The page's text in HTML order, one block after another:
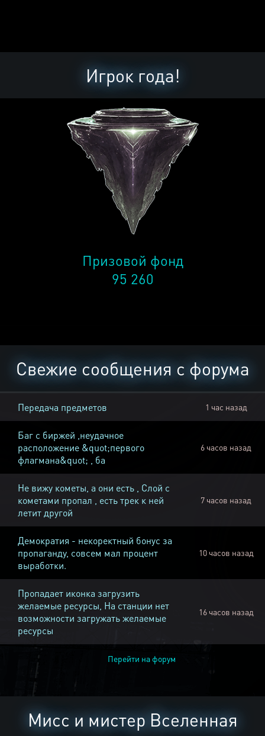
Игрок года!
Призовой фонд
95 260
Свежие сообщения с форума
Передача предметов 1 час назад
Баг с биржей ,неудачное
расположение &quot;первого
флагмана&quot; , ба
6 часов назад
Не вижу кометы, а они есть , Слой с
кометами пропал , есть трек к ней
летит другой
7 часов назад
Демократия - некоректный бонус за
пропаганду, совсем мал процент
выработки.
10 часов назад
Пропадает иконка загрузить
желаемые ресурсы, На станции нет
возможности загружать желаемые
ресурсы
16 часов назад
Перейти на форум
Мисс и мистер Вселенная